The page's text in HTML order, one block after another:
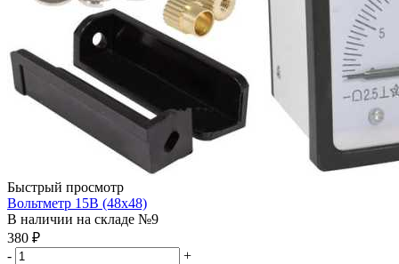
Быстрый просмотр
Вольтметр 15В (48х48)
В наличии на складе №9
380 ₽
-
+